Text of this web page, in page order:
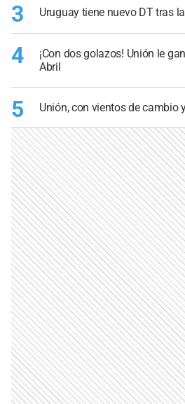
3 Uruguay tiene nuevo DT tras
4
¡Con dos golazos! Unión le
Abril
5 Unión, con vientos de cambio